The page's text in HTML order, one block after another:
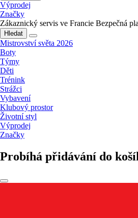
Výprodej
Značky
Zákaznický servis ve Francie Bezpečná
Hledat
Mistrovství světa 2026
Boty
Týmy
Děti
Trénink
Strážci
Vybavení
Klubový prostor
Životní styl
Výprodej
Značky
Probíhá přidávání do